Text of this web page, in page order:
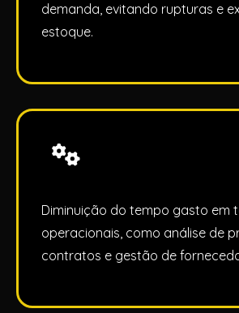
demanda, evitando rupturas e
estoque.
Diminuição do tempo gasto em
operacionais, como análise de
contratos e gestão de